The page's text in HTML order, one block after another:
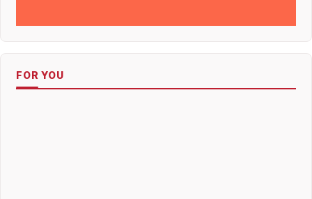
FOR YOU